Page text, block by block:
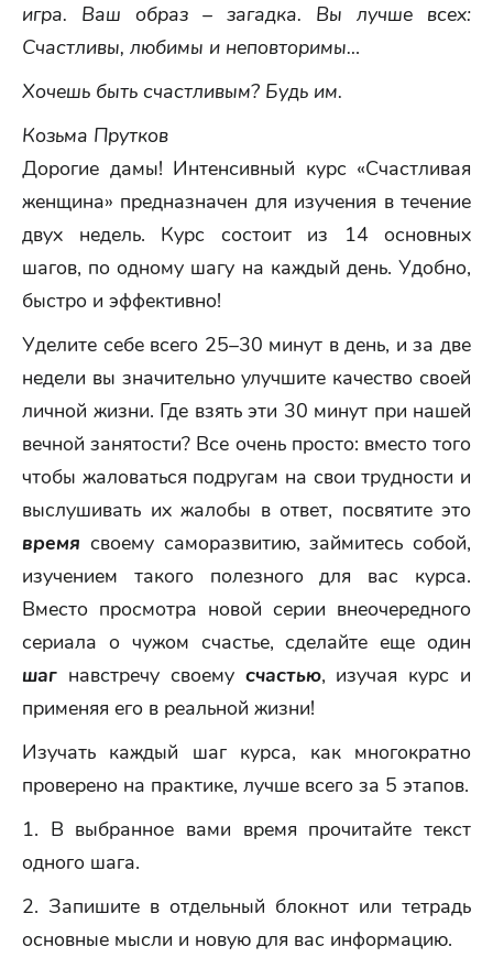
игра. Ваш образ – загадка. Вы лучше всех:
Счастливы, любимы и неповторимы…
Хочешь быть счастливым? Будь им.
Козьма Прутков
Дорогие дамы! Интенсивный курс «Счастливая
женщина» предназначен для изучения в течение
двух недель. Курс состоит из 14 основных
шагов, по одному шагу на каждый день. Удобно,
быстро и эффективно!
Уделите себе всего 25–30 минут в день, и за две
недели вы значительно улучшите качество своей
личной жизни. Где взять эти 30 минут при нашей
вечной занятости? Все очень просто: вместо того
чтобы жаловаться подругам на свои трудности и
выслушивать их жалобы в ответ, посвятите это
время своему саморазвитию, займитесь собой,
изучением такого полезного для вас курса.
Вместо просмотра новой серии внеочередного
сериала о чужом счастье, сделайте еще один
шаг навстречу своему счастью, изучая курс и
применяя его в реальной жизни!
Изучать каждый шаг курса, как многократно
проверено на практике, лучше всего за 5 этапов.
1. В выбранное вами время прочитайте текст
одного шага.
2. Запишите в отдельный блокнот или тетрадь
основные мысли и новую для вас информацию.